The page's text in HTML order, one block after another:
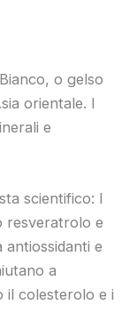
o gelso
orientale. I
e
scientifico: I
resveratrolo e
e
a
il colesterolo e i